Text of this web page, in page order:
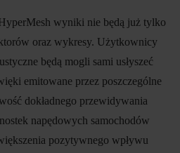
wyniki nie będą już tylko
oraz wykresy. Użytkownicy
będą mogli sami usłyszeć
emitowane przez poszczególne
dokładnego przewidywania
napędowych samochodów
pozytywnego wpływu